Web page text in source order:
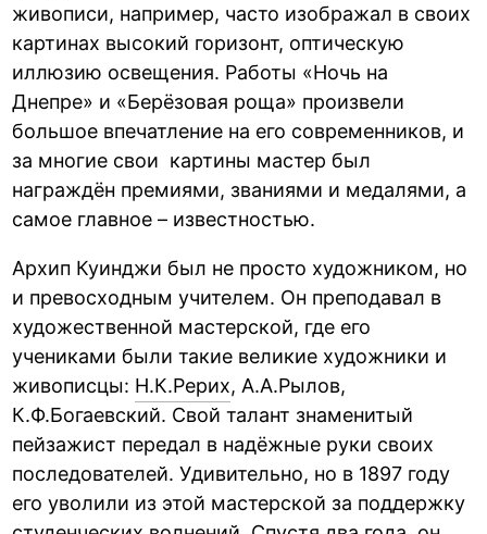
живописи, например, часто изображал в своих
картинах высокий горизонт, оптическую
иллюзию освещения. Работы «Ночь на
Днепре» и «Берёзовая роща» произвели
большое впечатление на его современников, и
за многие свои картины мастер был
награждён премиями, званиями и медалями, а
самое главное – известностью.
Архип Куинджи был не просто художником, но
и превосходным учителем. Он преподавал в
художественной мастерской, где его
учениками были такие великие художники и
живописцы: Н.К.Рерих, А.А.Рылов,
К.Ф.Богаевский. Свой талант знаменитый
пейзажист передал в надёжные руки своих
последователей. Удивительно, но в 1897 году
его уволили из этой мастерской за поддержку